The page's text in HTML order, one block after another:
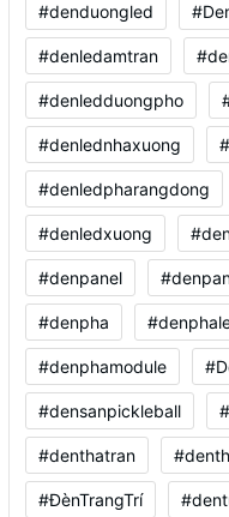
#denduongled
#denledamtran
#denledduongpho
#denlednhaxuong
#denledpharangdong
#denledxuong
#denpanel
#denpha
#denphamodule
#densanpickleball
#denthatran
#ĐènTrangTrí